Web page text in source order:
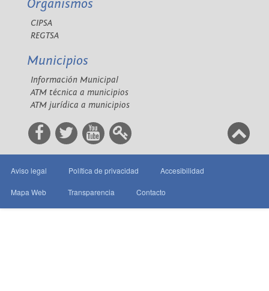
Organismos
CIPSA
REGTSA
Municipios
Información Municipal
ATM técnica a municipios
ATM jurídica a municipios
Aviso legal Política de privacidad Accesibilidad
Mapa Web Transparencia Contacto